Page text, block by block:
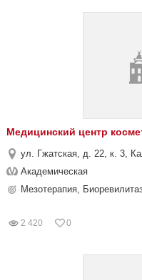
Медицинский центр
ул. Гжатская, д. 22, к. 3,
Академическая
Мезотерапия,
2 420 0